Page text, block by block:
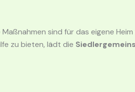
Maßnahmen sind für das eigene
zu bieten, lädt die